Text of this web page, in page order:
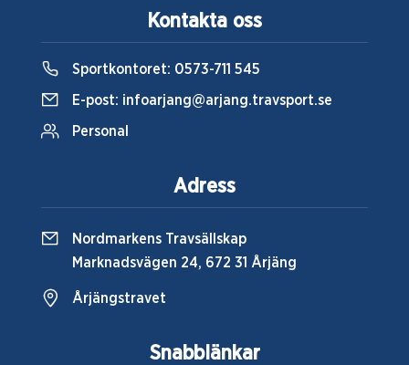
Snabblänkar
Kontakta oss
Sportkontoret: 0573-711 545
E-post: infoarjang@arjang.travsport.se
Personal
Adress
Nordmarkens Travsällskap
Marknadsvägen 24, 672 31 Årjäng
Årjängstravet